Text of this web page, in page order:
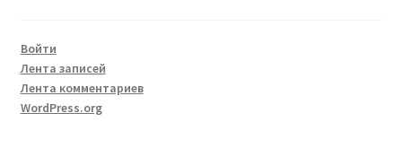
Войти
Лента записей
Лента комментариев
WordPress.org